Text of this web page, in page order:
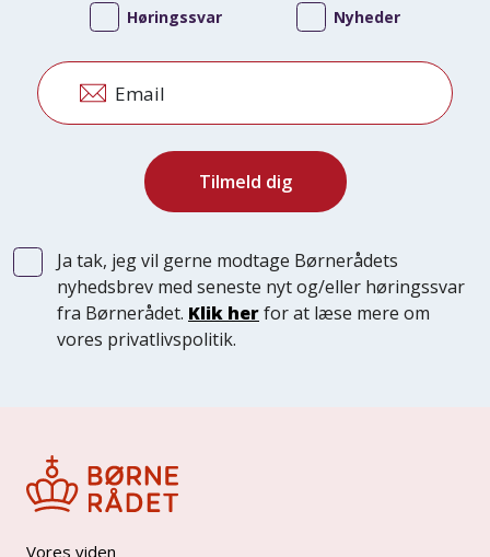
Email
Høringssvar Nyheder
Ja tak, jeg vil gerne modtage Børnerådets
nyhedsbrev med seneste nyt og/eller høringssvar
fra Børnerådet. Klik herfor at læse mere om
vores privatlivspolitik.
Vores viden